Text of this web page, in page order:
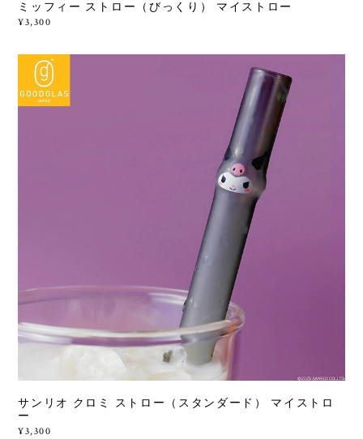
ミッフィー ストロー（びっくり） マイストロー
¥3,300
サンリオ クロミ ストロー（スタンダード） マイストロ
ー
¥3,300